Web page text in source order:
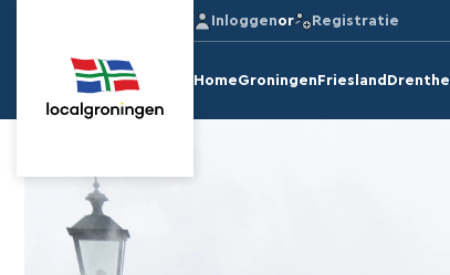
Inloggenor Registratie
HomeGroningen Friesland Drenthe